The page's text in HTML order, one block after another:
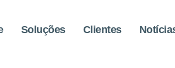
Soluções Clientes
e o